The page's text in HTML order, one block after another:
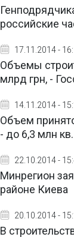
российские
17.11.2014 -
Объемы
млрд грн, -
14.11.2014 -
Объем
- до 6,3 млн
22.10.2014 -
Минрегион
районе Киева
20.10.2014 -
В